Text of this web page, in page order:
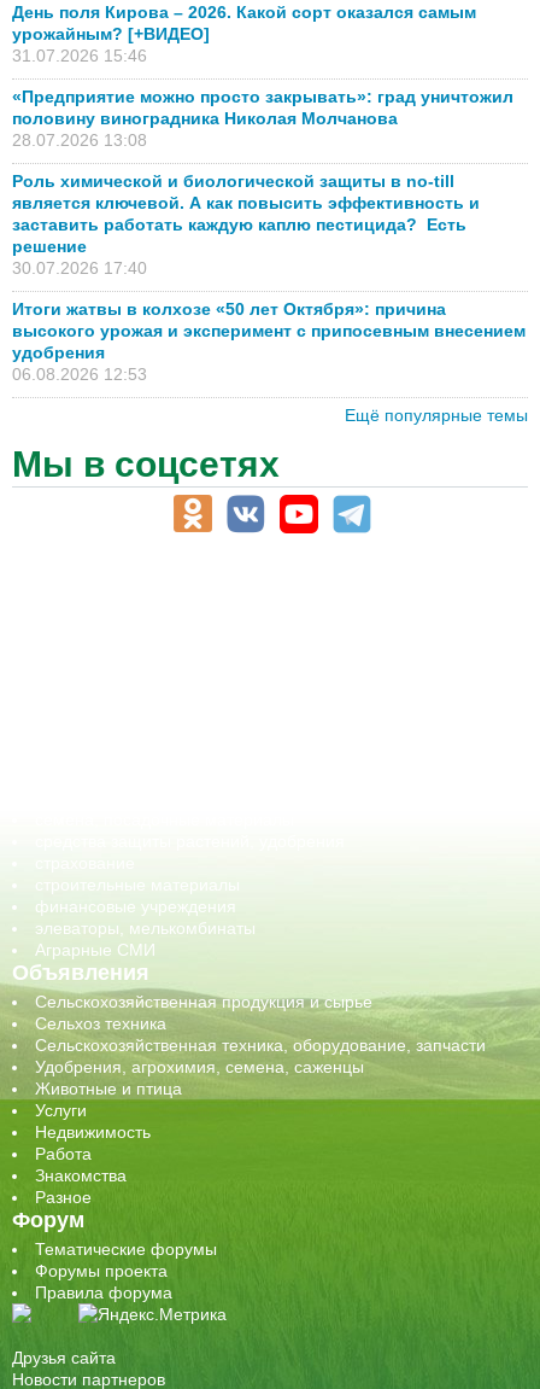
День поля Кирова – 2026. Какой сорт оказался самым
урожайным? [+ВИДЕО]
31.07.2026 15:46
«Предприятие можно просто закрывать»: град уничтожил
половину виноградника Николая Молчанова
28.07.2026 13:08
Роль химической и биологической защиты в no-till
является ключевой. А как повысить эффективность и
заставить работать каждую каплю пестицида? Есть
решение
30.07.2026 17:40
Итоги жатвы в колхозе «50 лет Октября»: причина
высокого урожая и эксперимент с припосевным внесением
удобрения
06.08.2026 12:53
Ещё популярные темы
Мы в соцсетях
строительные материалы
финансовые учреждения
элеваторы, мелькомбинаты
Аграрные СМИ
Объявления
Сельскохозяйственная продукция и сырье
Сельхоз техника
Сельскохозяйственная техника, оборудование, запчасти
Удобрения, агрохимия, семена, саженцы
Животные и птица
Услуги
Недвижимость
Работа
Знакомства
Разное
Форум
Тематические форумы
Форумы проекта
Правила форума
Друзья сайта
Новости партнеров